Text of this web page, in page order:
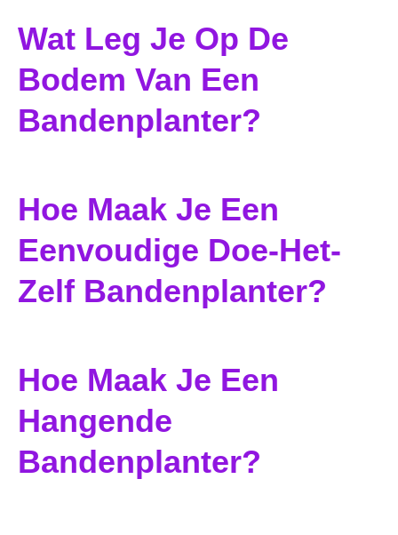
Wat Leg Je Op De
Bodem Van Een
Bandenplanter?
Hoe Maak Je Een
Eenvoudige Doe-Het-
Zelf Bandenplanter?
Hoe Maak Je Een
Hangende
Bandenplanter?